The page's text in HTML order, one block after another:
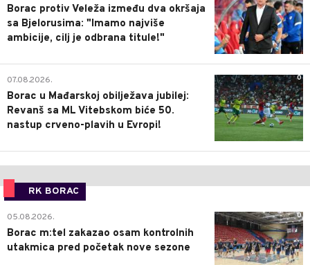
Borac protiv Veleža između dva okršaja
sa Bjelorusima: "Imamo najviše
ambicije, cilj je odbrana titule!"
0
07.08.2026.
Borac u Mađarskoj obilježava jubilej:
Revanš sa ML Vitebskom biće 50.
nastup crveno-plavih u Evropi!
RK BORAC
0
05.08.2026.
Borac m:tel zakazao osam kontrolnih
utakmica pred početak nove sezone